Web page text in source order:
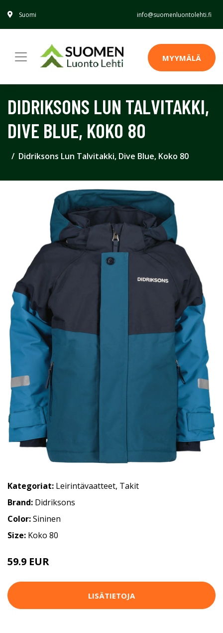
Suomi info@suomenluontolehti.fi
MYYMÄLÄ
DIDRIKSONS LUN TALVITAKKI,
DIVE BLUE, KOKO 80
Didriksons Lun Talvitakki, Dive Blue, Koko 80
Kategoriat: Leirintävaatteet, Takit
Brand: Didriksons
Color:Sininen
Size: Koko 80
59.9 EUR
LISÄTIETOJA